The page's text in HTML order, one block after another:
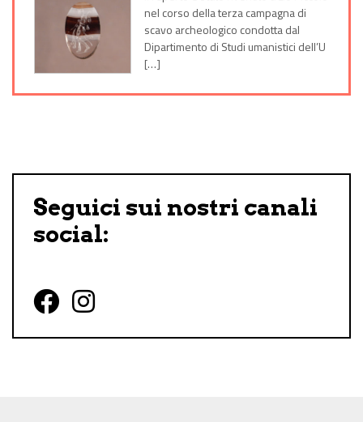
nel corso della terza campagna di
scavo archeologico condotta dal
Dipartimento di Studi umanistici dell’U
[…]
Seguici sui nostri canali
social:
Follow us on Facebook
Follow us on Instagram